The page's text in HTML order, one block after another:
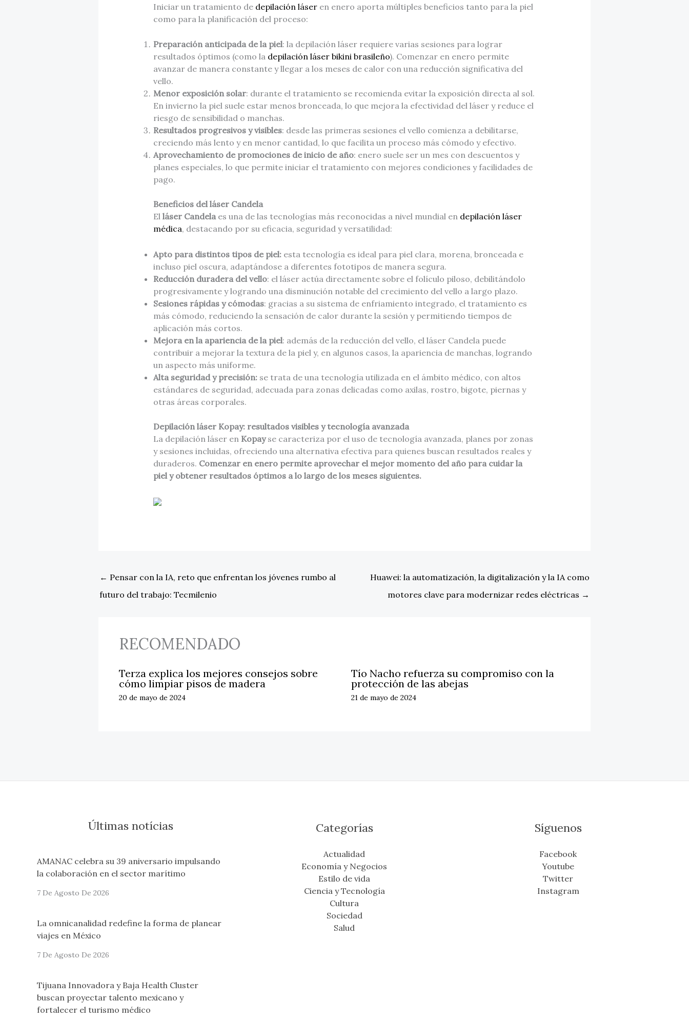
Iniciar un tratamiento de depilación láseren enero aporta múltiples beneficios tanto para la piel
como para la planificación del proceso:
Preparación anticipada de la piel: la depilación láser requiere varias sesiones para lograr
resultados óptimos (como la depilación láser bikini brasileño). Comenzar en enero permite
avanzar de manera constante y llegar a los meses de calor con una reducción significativa del
vello.
Menor exposición solar: durante el tratamiento se recomienda evitar la exposición directa al sol.
En invierno la piel suele estar menos bronceada, lo que mejora la efectividad del láser y reduce el
riesgo de sensibilidad o manchas.
Resultados progresivos y visibles: desde las primeras sesiones el vello comienza a debilitarse,
creciendo más lento y en menor cantidad, lo que facilita un proceso más cómodo y efectivo.
Aprovechamiento de promociones de inicio de año: enero suele ser un mes con descuentos y
planes especiales, lo que permite iniciar el tratamiento con mejores condiciones y facilidades de
pago.
Beneficios del láser Candela
El láser Candelaes una de las tecnologías más reconocidas a nivel mundial en depilación láser
médica, destacando por su eficacia, seguridad y versatilidad:
Apto para distintos tipos de piel:esta tecnología es ideal para piel clara, morena, bronceada e
incluso piel oscura, adaptándose a diferentes fototipos de manera segura.
Reducción duradera del vello: el láser actúa directamente sobre el folículo piloso, debilitándolo
progresivamente y logrando una disminución notable del crecimiento del vello a largo plazo.
Sesiones rápidas y cómodas: gracias a su sistema de enfriamiento integrado, el tratamiento es
más cómodo, reduciendo la sensación de calor durante la sesión y permitiendo tiempos de
aplicación más cortos.
Mejora en la apariencia de la piel: además de la reducción del vello, el láser Candela puede
contribuir a mejorar la textura de la piel y, en algunos casos, la apariencia de manchas, logrando
un aspecto más uniforme.
Alta seguridad y precisión: se trata de una tecnología utilizada en el ámbito médico, con altos
estándares de seguridad, adecuada para zonas delicadas como axilas, rostro, bigote, piernas y
otras áreas corporales.
Depilación láser Kopay: resultados visibles y tecnología avanzada
La depilación láser en Kopayse caracteriza por el uso de tecnología avanzada, planes por zonas
y sesiones incluidas, ofreciendo una alternativa efectiva para quienes buscan resultados reales y
duraderos. Comenzar en enero permite aprovechar el mejor momento del año para cuidar la
piel y obtener resultados óptimos a lo largo de los meses siguientes.
← Pensar con la IA, reto que enfrentan los jóvenes rumbo al
futuro del trabajo: Tecmilenio
Huawei: la automatización, la digitalización y la IA como
motores clave para modernizar redes eléctricas →
RECOMENDADO
Terza explica los mejores consejos sobre
cómo limpiar pisos de madera
20 de mayo de 2024
Tío Nacho refuerza su compromiso con la
protección de las abejas
21 de mayo de 2024
Últimas notícias
AMANAC celebra su 39 aniversario impulsando
la colaboración en el sector marítimo
7 De Agosto De 2026
La omnicanalidad redefine la forma de planear
viajes en México
7 De Agosto De 2026
Tijuana Innovadora y Baja Health Cluster
buscan proyectar talento mexicano y
fortalecer el turismo médico
Categorías
Actualidad
Economía y Negocios
Estilo de vida
Ciencia y Tecnología
Cultura
Sociedad
Salud
Síguenos
Facebook
Youtube
Twitter
Instagram